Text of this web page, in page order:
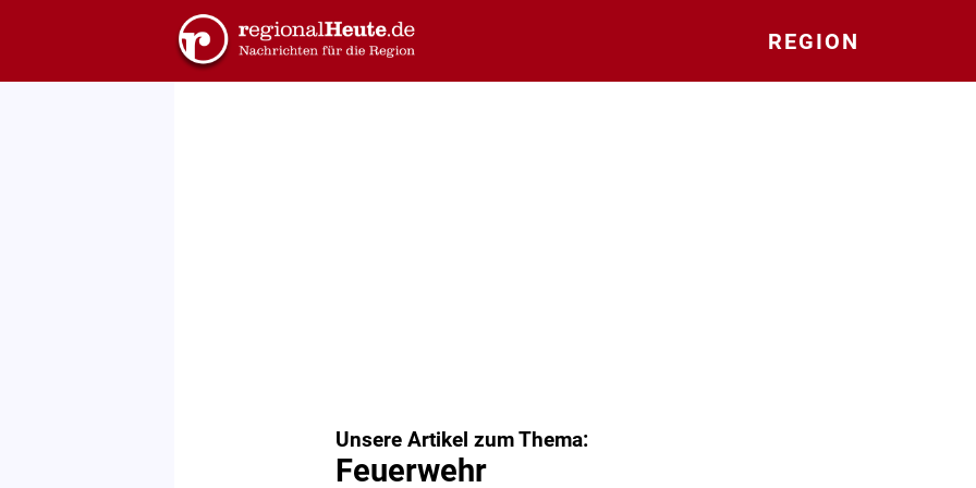
REGION
Unsere Artikel zum Thema:
Feuerwehr